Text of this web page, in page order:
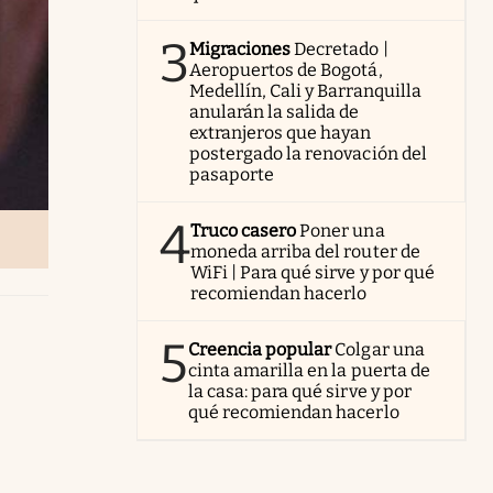
3MigracionesDecretado |
Aeropuertos de Bogotá,
Medellín, Cali y Barranquilla
anularán la salida de
extranjeros que hayan
postergado la renovación del
pasaporte
4Truco caseroPoner una
moneda arriba del router de
WiFi | Para qué sirve y por qué
recomiendan hacerlo
5Creencia popularColgar una
cinta amarilla en la puerta de
la casa: para qué sirve y por
qué recomiendan hacerlo